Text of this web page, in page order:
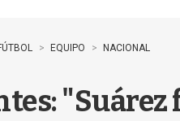
EQUIPO NACIONAL